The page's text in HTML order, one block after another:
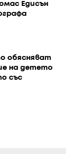
Едисън
обясняват
на детето
със